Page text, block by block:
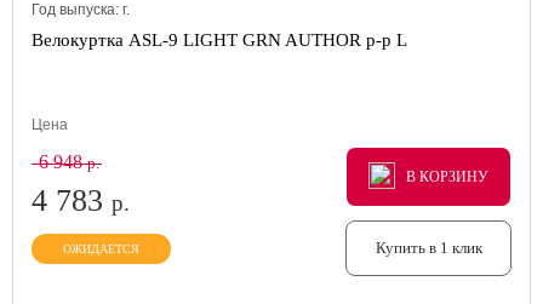
Год выпуска: г.
Велокуртка ASL-9 LIGHT GRN AUTHOR р-р L
Цена
6 948р.
4 783 р.
ОЖИДАЕТСЯ
В КОРЗИНУ
В КОРЗИНУ
В КОРЗИНУ
Купить в 1 клик